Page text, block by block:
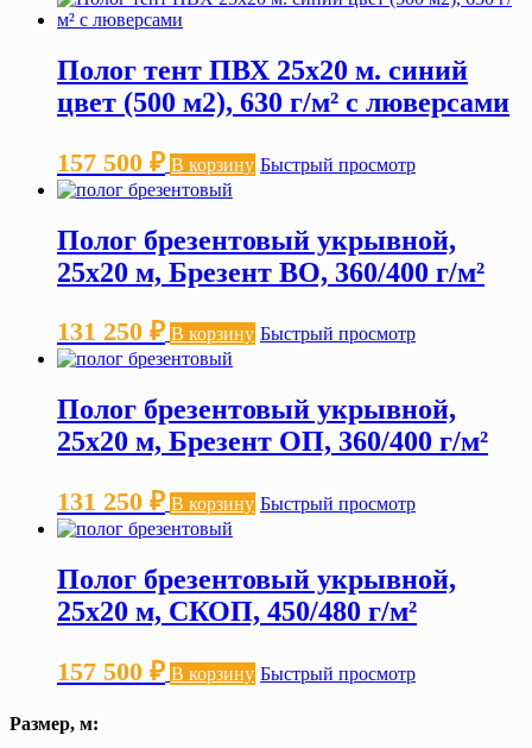
Полог тент ПВХ 25х20 м. синий
цвет (500 м2), 630 г/м² с люверсами
157 500 ₽ В корзину Быстрый просмотр
Полог брезентовый укрывной,
25х20 м, Брезент ВО, 360/400 г/м²
131 250 ₽ В корзину Быстрый просмотр
Полог брезентовый укрывной,
25х20 м, Брезент ОП, 360/400 г/м²
131 250 ₽ В корзину Быстрый просмотр
Полог брезентовый укрывной,
25х20 м, СКОП, 450/480 г/м²
157 500 ₽ В корзину Быстрый просмотр
Размер, м: